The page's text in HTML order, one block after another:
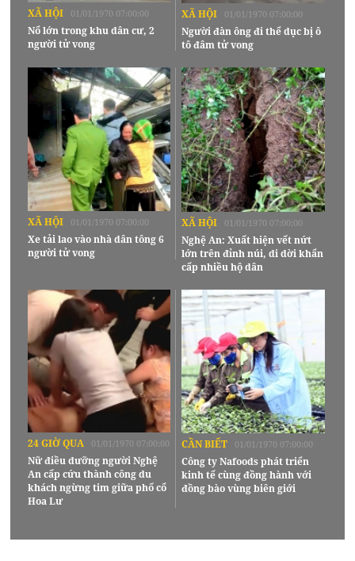
XÃ HỘI 01/01/1970 07:00:00
Nổ lớn trong khu dân cư, 2
người tử vong
XÃ HỘI 01/01/1970 07:00:00
Người đàn ông đi thể dục bị ô
tô đâm tử vong
XÃ HỘI 01/01/1970 07:00:00
Xe tải lao vào nhà dân tông 6
người tử vong
XÃ HỘI 01/01/1970 07:00:00
Nghệ An: Xuất hiện vết nứt
lớn trên đỉnh núi, di dời khẩn
cấp nhiều hộ dân
24 GIỜ QUA 01/01/1970 07:00:00
Nữ điều dưỡng người Nghệ
An cấp cứu thành công du
khách ngừng tim giữa phố cổ
Hoa Lư
CẦN BIẾT 01/01/1970 07:00:00
Công ty Nafoods phát triển
kinh tế cùng đồng hành với
đồng bào vùng biên giới